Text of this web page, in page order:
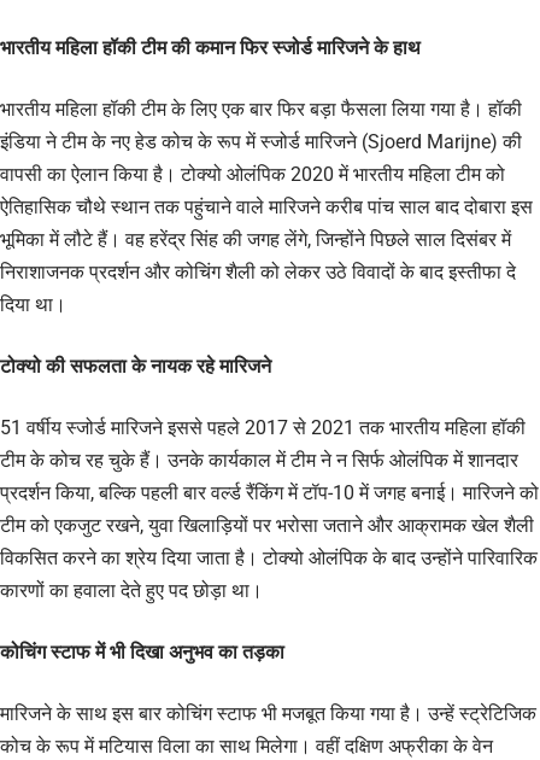
भारतीय महिला हॉकी टीम की कमान फिर स्जोर्ड मारिजने के हाथ
भारतीय महिला हॉकी टीम के लिए एक बार फिर बड़ा फैसला लिया गया है। हॉकी
इंडिया ने टीम के नए हेड कोच के रूप में स्जोर्ड मारिजने (Sjoerd Marijne) की
वापसी का ऐलान किया है। टोक्यो ओलंपिक 2020 में भारतीय महिला टीम को
ऐतिहासिक चौथे स्थान तक पहुंचाने वाले मारिजने करीब पांच साल बाद दोबारा इस
भूमिका में लौटे हैं। वह हरेंद्र सिंह की जगह लेंगे, जिन्होंने पिछले साल दिसंबर में
निराशाजनक प्रदर्शन और कोचिंग शैली को लेकर उठे विवादों के बाद इस्तीफा दे
दिया था।
टोक्यो की सफलता के नायक रहे मारिजने
51 वर्षीय स्जोर्ड मारिजने इससे पहले 2017 से 2021 तक भारतीय महिला हॉकी
टीम के कोच रह चुके हैं। उनके कार्यकाल में टीम ने न सिर्फ ओलंपिक में शानदार
प्रदर्शन किया, बल्कि पहली बार वर्ल्ड रैंकिंग में टॉप-10 में जगह बनाई। मारिजने को
टीम को एकजुट रखने, युवा खिलाड़ियों पर भरोसा जताने और आक्रामक खेल शैली
विकसित करने का श्रेय दिया जाता है। टोक्यो ओलंपिक के बाद उन्होंने पारिवारिक
कारणों का हवाला देते हुए पद छोड़ा था।
कोचिंग स्टाफ में भी दिखा अनुभव का तड़का
मारिजने के साथ इस बार कोचिंग स्टाफ भी मजबूत किया गया है। उन्हें स्ट्रेटिजिक
कोच के रूप में मटियास विला का साथ मिलेगा। वहीं दक्षिण अफ्रीका के वेन